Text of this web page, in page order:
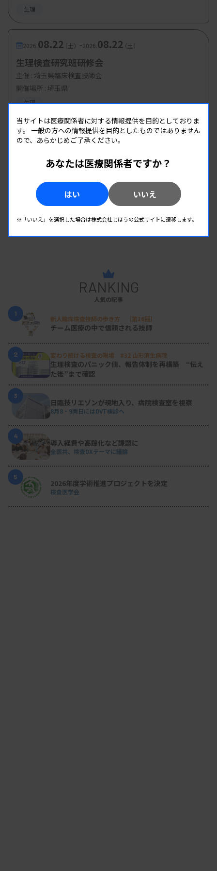
生理
2026. 08.22（土） -2026. 08.22（土）
生理検査研究班研修会
主催 : 埼玉県臨床検査技師会
開催場所 : 埼玉県
生理
RANKING
人気の記事
1
新人臨床検査技師の歩き方 ［第16回］
チーム医療の中で信頼される技師
2 変わり続ける検査の現場 #32 山形済生病院
生理検査のパニック値、報告体制を再構築 “伝え
た後”まで確認
3
日臨技リエゾンが現地入り、病院検査室を視察
8月8・9両日にはDVT検診へ
4
導入経費や高齢化など課題に
全医共、検査DXテーマに議論
5
2026年度学術推進プロジェクトを決定
検査医学会
当サイトは医療関係者に対する情報提供を目的としておりま
す。 一般の方への情報提供を目的としたものではありません
ので、あらかじめご了承ください。
あなたは医療関係者ですか？
はい いいえ
※「いいえ」を選択した場合は株式会社じほうの公式サイトに遷移します。